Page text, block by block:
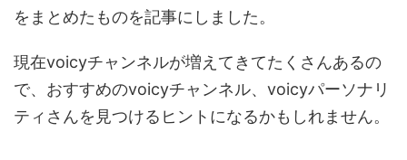
をまとめたものを記事にしました。
現在voicyチャンネルが増えてきてたくさんあるの
で、おすすめのvoicyチャンネル、voicyパーソナリ
ティさんを見つけるヒントになるかもしれません。